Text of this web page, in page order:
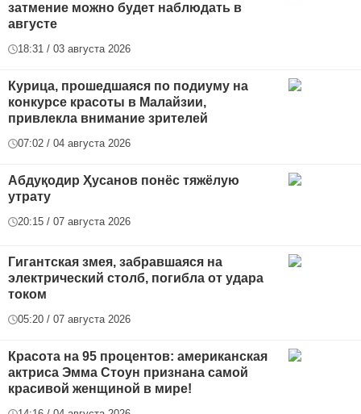
затмение можно будет наблюдать в
августе
18:31 / 03 августа 2026
Курица, прошедшаяся по подиуму на
конкурсе красоты в Малайзии,
привлекла внимание зрителей
07:02 / 04 августа 2026
Абдуқодир Ҳусанов понёс тяжёлую
утрату
20:15 / 07 августа 2026
Гигантская змея, забравшаяся на
электрический столб, погибла от удара
током
05:20 / 07 августа 2026
Красота на 95 процентов: американская
актриса Эмма Стоун признана самой
красивой женщиной в мире!